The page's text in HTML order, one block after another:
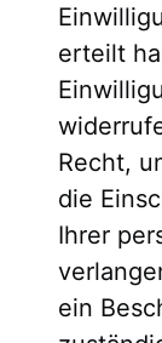
erteilt
Recht,
die
Ihrer
ein